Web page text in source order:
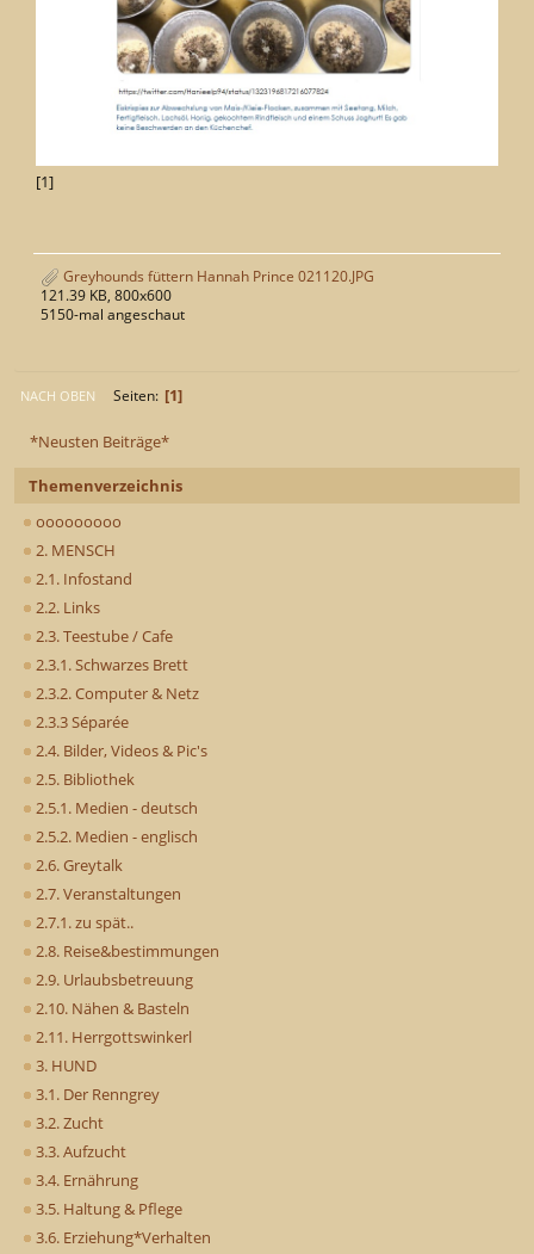
*Neusten Beiträge*
Themenverzeichnis
ooooooooo
2. MENSCH
2.1. Infostand
2.2. Links
2.3. Teestube / Cafe
2.3.1. Schwarzes Brett
2.3.2. Computer & Netz
2.3.3 Séparée
2.4. Bilder, Videos & Pic's
2.5. Bibliothek
2.5.1. Medien - deutsch
2.5.2. Medien - englisch
2.6. Greytalk
2.7. Veranstaltungen
2.7.1. zu spät..
2.8. Reise&bestimmungen
2.9. Urlaubsbetreuung
2.10. Nähen & Basteln
2.11. Herrgottswinkerl
3. HUND
3.1. Der Renngrey
3.2. Zucht
3.3. Aufzucht
3.4. Ernährung
3.5. Haltung & Pflege
3.6. Erziehung*Verhalten
[1]
Greyhounds füttern Hannah Prince 021120.JPG
121.39 KB, 800x600
5150-mal angeschaut
NACH OBEN Seiten 1